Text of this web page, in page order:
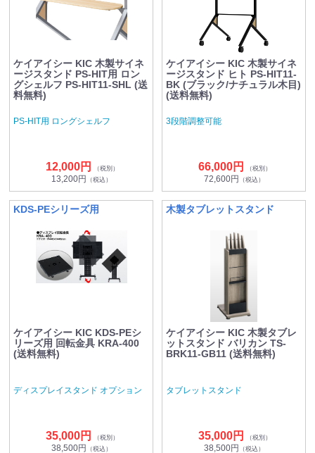
ケイアイシー KIC 木製サイネ
ージスタンド PS-HIT用 ロン
グシェルフ PS-HIT11-SHL (送
料無料)
PS-HIT用 ロングシェルフ
12,000円 （税別）
13,200円 （税込）
ケイアイシー KIC 木製サイネ
ージスタンド ヒト PS-HIT11-
BK (ブラック/ナチュラル木目)
(送料無料)
3段階調整可能
66,000円 （税別）
72,600円 （税込）
KDS-PEシリーズ用
ケイアイシー KIC KDS-PEシ
リーズ用 回転金具 KRA-400
(送料無料)
ディスプレイスタンド オプション
35,000円 （税別）
38,500円 （税込）
木製タブレットスタンド
ケイアイシー KIC 木製タブレ
ットスタンド バリカン TS-
BRK11-GB11 (送料無料)
タブレットスタンド
35,000円 （税別）
38,500円 （税込）